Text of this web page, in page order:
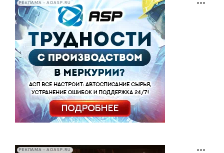
РЕКЛАМА • AOASP.RU
РЕКЛАМА • AOASP.RU